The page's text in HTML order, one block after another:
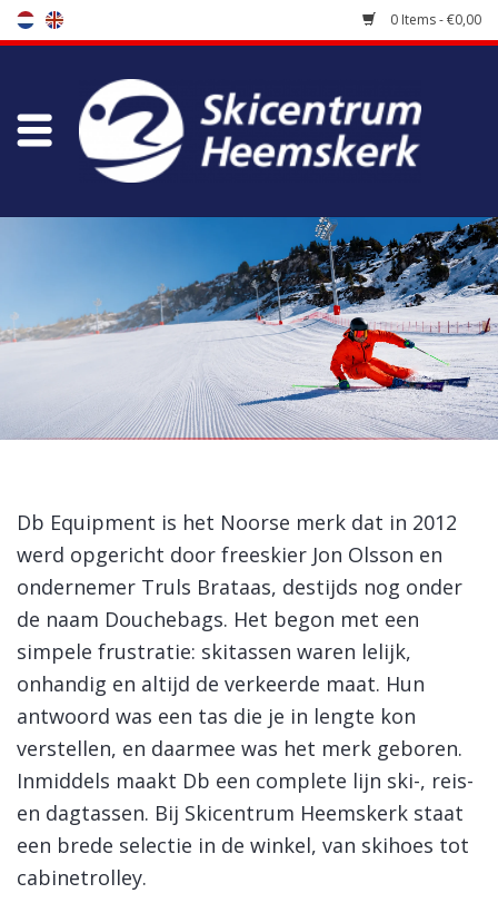
0 Items - €0,00
Store
Maintenance
koopgidsen
Log in Skinext
Db Equipment skitassen
Db Equipment is het Noorse merk dat in 2012
werd opgericht door freeskier Jon Olsson en
ondernemer Truls Brataas, destijds nog onder
de naam Douchebags. Het begon met een
simpele frustratie: skitassen waren lelijk,
onhandig en altijd de verkeerde maat. Hun
antwoord was een tas die je in lengte kon
verstellen, en daarmee was het merk geboren.
Inmiddels maakt Db een complete lijn ski-, reis-
en dagtassen. Bij Skicentrum Heemskerk staat
een brede selectie in de winkel, van skihoes tot
cabinetrolley.